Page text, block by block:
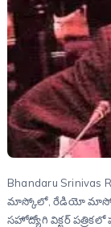
Bhandaru Srinivas
మాస్కోలో, రేడియో మాస్కోలో
సహోద్యోగి విక్టర్